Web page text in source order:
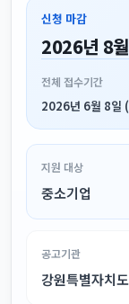
신청 마감
2026년 8
전체 접수기간
2026년 6월 8일
지원 대상
중소기업
공고기관
강원특별자치도